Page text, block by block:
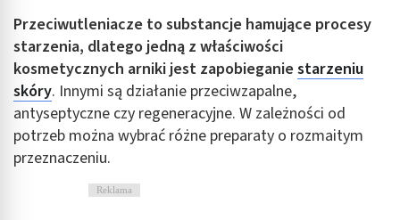
Przeciwutleniacze to substancje hamujące procesy
starzenia, dlatego jedną z właściwości
kosmetycznych arniki jest zapobieganiestarzeniu
skóry. Innymi są działanie przeciwzapalne,
antyseptyczne czy regeneracyjne. W zależności od
potrzeb można wybrać różne preparaty o rozmaitym
przeznaczeniu.
Reklama